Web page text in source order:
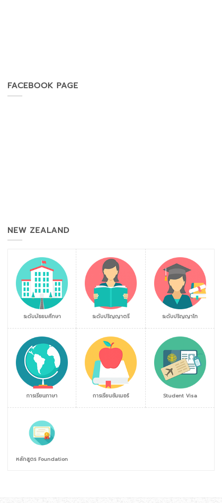
FACEBOOK PAGE
NEW ZEALAND
ระดับมัธยมศึกษา ระดับปริญญาตรี ระดับปริญญาโท
การเรียนภาษา การเรียนซัมเมอร์ Student Visa
หลักสูตร Foundation